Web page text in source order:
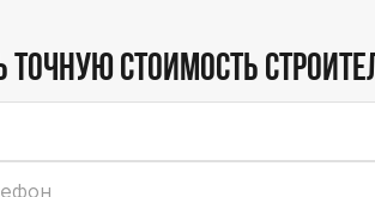
ТОЧНУЮ СТОИМОСТЬ